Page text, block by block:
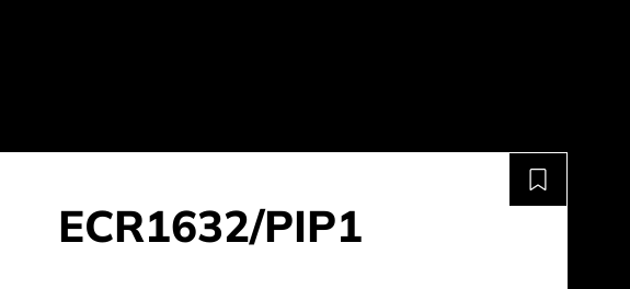
ECR1632/PIP1